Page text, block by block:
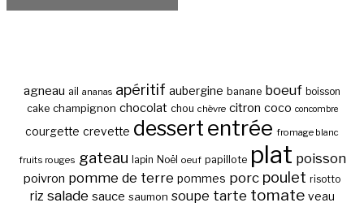
agneau ail ananas apéritif aubergine banane boeuf boisson
cake champignon chocolat chou chèvre citron coco concombre
courgette crevette dessert entrée fromage blanc
fruits rouges gateau lapin Noël oeuf papillote plat poisson
poivron pomme de terre pommes porc poulet risotto
riz salade sauce saumon soupe tarte tomate veau